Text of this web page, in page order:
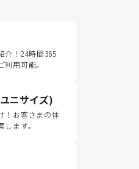
介！24時間365
用可能。
ニサイズ)
！お客さまの体
ます。